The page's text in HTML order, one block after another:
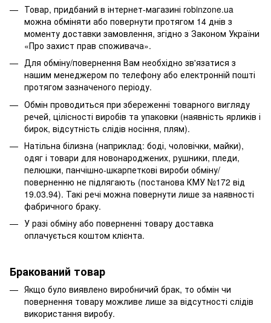
Товар, придбаний в інтернет-магазині robinzone.ua
можна обміняти або повернути протягом 14 днів з
моменту доставки замовлення, згідно з Законом України
«Про захист прав споживача».
Для обміну/повернення Вам необхідно зв'язатися з
нашим менеджером по телефону або електронній пошті
протягом зазначеного періоду.
Обмін проводиться при збереженні товарного вигляду
речей, цілісності виробів та упаковки (наявність ярликів і
бирок, відсутність слідів носіння, плям).
Натільна білизна (наприклад: боді, чоловічки, майки),
одяг і товари для новонароджених, рушники, пледи,
пелюшки, панчішно-шкарпеткові вироби обміну/
поверненню не підлягають (постанова КМУ №172 від
19.03.94). Такі речі можна повернути лише за наявності
фабричного браку.
У разі обміну або поверненні товару доставка
оплачується коштом клієнта.
Бракований товар
Якщо було виявлено виробничий брак, то обмін чи
повернення товару можливе лише за відсутності слідів
використання виробу.